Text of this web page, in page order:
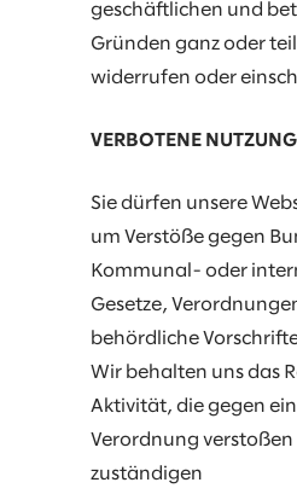
geschäftlichen und
Gründen ganz oder
widerrufen oder
VERBOTENE
Sie dürfen unsere
um Verstöße gegen
Kommunal- oder
Gesetze,
behördliche
Wir behalten uns das
Aktivität, die gegen
Verordnung verstoßen
zuständigen